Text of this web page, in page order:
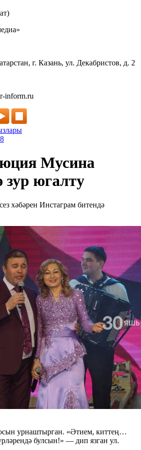
г. Казань, ул. Декабристов, д. 2
inform.ru
Мусина
зур югалту
хәбәрен Инстаграм битендә
урнаштырган. «Әтием, киттең…
булсын!» — дип язган ул.